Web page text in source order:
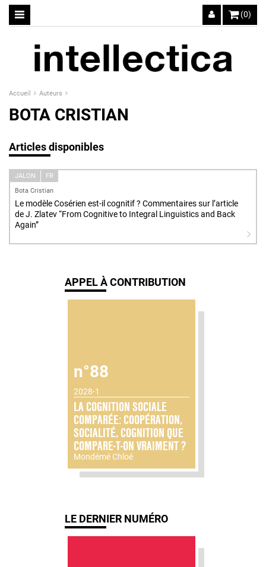
(0)
Accueil Auteurs
BOTA CRISTIAN
Articles disponibles
JALON
FR
Bota Cristian
Le modèle Cosérien est-il cognitif ? Commentaires sur l’article
de J. Zlatev “From Cognitive to Integral Linguistics and Back
Again”
APPEL À CONTRIBUTION
n°88
2028-1
LA COGNITION SOCIALE
COMPARÉE: COOPÉRATION,
SOCIALITÉ, COGNITION QUE
COMPARE-T-ON VRAIMENT ?
Mondémé Chloé
LE DERNIER NUMÉRO